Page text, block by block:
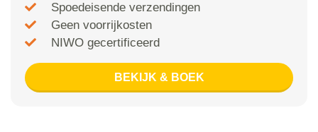
Spoedeisende verzendingen
Geen voorrijkosten
NIWO gecertificeerd
BEKIJK & BOEK